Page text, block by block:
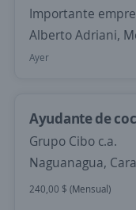
Importante
Alberto Adriani,
Ayer
Ayudante de
Grupo Cibo c.a.
Naguanagua,
240,00 $ (Mensual)